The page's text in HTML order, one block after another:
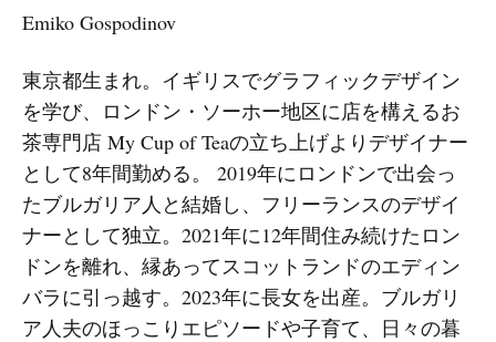
Emiko Gospodinov
東京都生まれ。イギリスでグラフィックデザイン
を学び、ロンドン・ソーホー地区に店を構えるお
茶専門店 My Cup of Teaの立ち上げよりデザイナー
として8年間勤める。 2019年にロンドンで出会っ
たブルガリア人と結婚し、フリーランスのデザイ
ナーとして独立。2021年に12年間住み続けたロン
ドンを離れ、縁あってスコットランドのエディン
バラに引っ越す。2023年に長女を出産。ブルガリ
ア人夫のほっこりエピソードや子育て、日々の暮